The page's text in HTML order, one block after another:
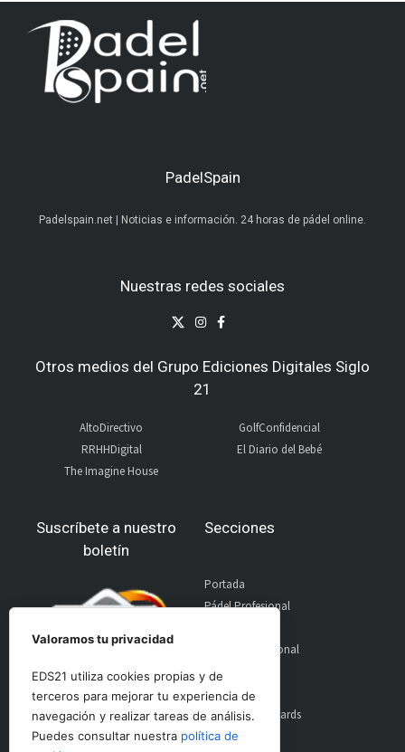
PadelSpain
Padelspain.net | Noticias e información. 24 horas de pádel online.
Nuestras redes sociales
Otros medios del Grupo Ediciones Digitales Siglo
21
AltoDirectivo
RRHHDigital
The Imagine House
GolfConfidencial
El Diario del Bebé
Suscríbete a nuestro
boletín
Secciones
Portada
Pádel Profesional
Pádel Internacional
Entrevistas
Material
World Padel Awards
Contacto
Valoramos tu privacidad
EDS21 utiliza cookies propias y de
terceros para mejorar tu experiencia de
navegación y realizar tareas de análisis.
Puedes consultar nuestra política de